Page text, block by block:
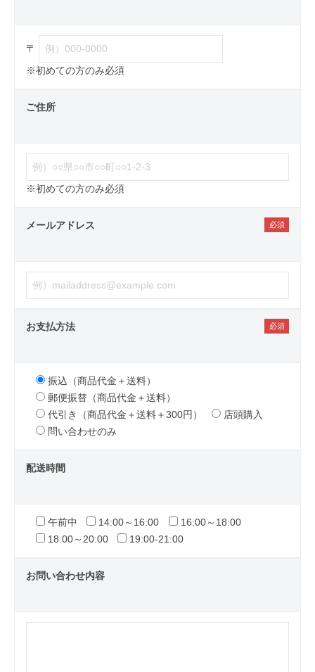
〒
※初めての方のみ必須
ご住所
※初めての方のみ必須
メールアドレス
お支払方法
振込（商品代金＋送料）
郵便振替（商品代金＋送料）
代引き（商品代金＋送料＋300円）
店頭購入
問い合わせのみ
配送時間
午前中 14:00～16:00
16:00～18:00
18:00～20:00
19:00-21:00
お問い合わせ内容